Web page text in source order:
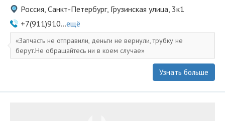
Россия, Санкт-Петербург, Грузинская улица, 3к1
+7(911)910...ещё
Запчасть не отправили, деньги не вернули, трубку не
берут.Не обращайтесь ни в коем случае
Узнать больше